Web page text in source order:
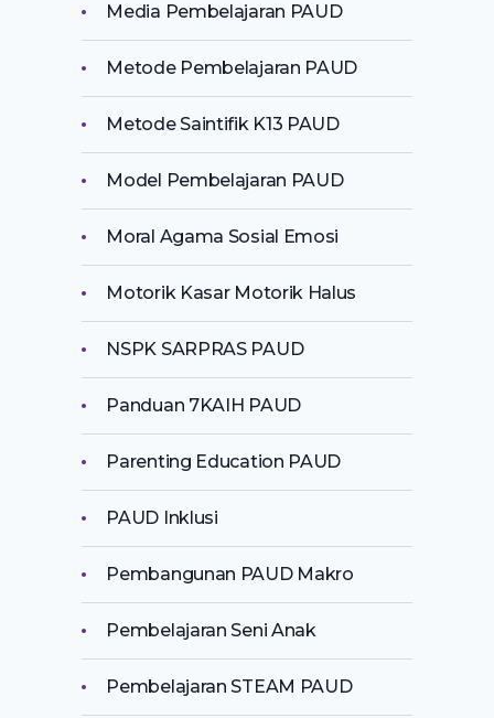
Media Pembelajaran PAUD
Metode Pembelajaran PAUD
Metode Saintifik K13 PAUD
Model Pembelajaran PAUD
Moral Agama Sosial Emosi
Motorik Kasar Motorik Halus
NSPK SARPRAS PAUD
Panduan 7KAIH PAUD
Parenting Education PAUD
PAUD Inklusi
Pembangunan PAUD Makro
Pembelajaran Seni Anak
Pembelajaran STEAM PAUD